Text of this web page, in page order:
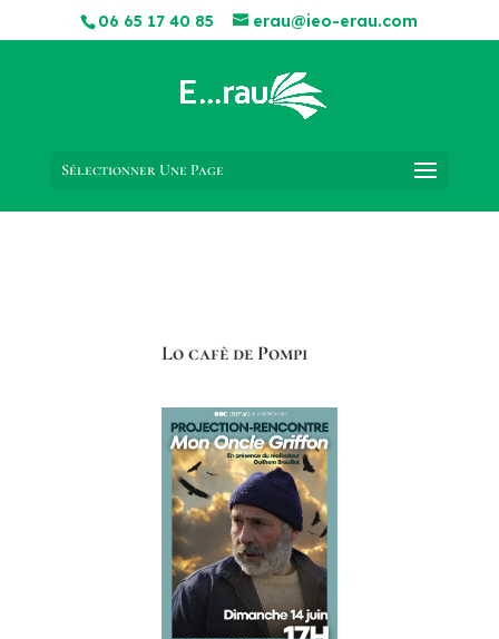
06 65 17 40 85 erau@ieo-erau.com
Sélectionner Une Page
Lo cafè de Pompi